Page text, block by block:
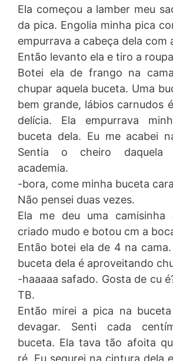
Ela começou a lamber meu
da pica. Engolia minha pica
empurrava a cabeça dela com
Então levanto ela e tiro a
Botei ela de frango na
chupar aquela buceta. Uma
bem grande, lábios carnudos
delícia. Ela empurrava
buceta dela. Eu me acabei
Sentia o cheiro daquela
academia.
-bora, come minha buceta
Não pensei duas vezes.
Ela me deu uma
criado mudo e botou cm a
Então botei ela de 4 na
buceta dela é aproveitando
-haaaaa safado. Gosta de cu
TB.
Então mirei a pica na
devagar. Senti cada
buceta. Ela tava tão afoita
ré. Eu segurei na cintura dela